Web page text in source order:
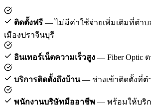
ติดตั้งฟรี — ไม่มีค่าใช้จ่ายเพิ่มเติมที่ตำบ
เมืองปราจีนบุรี
อินเทอร์เน็ตความเร็วสูง — Fiber Optic
บริการติดตั้งถึงบ้าน— ช่างเข้าติดตั้งที่ต
พนักงานบริษัทมืออาชีพ — พร้อมให้บริก